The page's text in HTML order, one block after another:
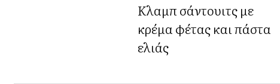
Κλαμπ σάντουιτς με
κρέμα φέτας και πάστα
ελιάς